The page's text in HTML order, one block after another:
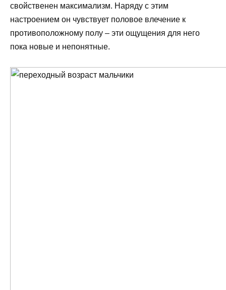
свойственен максимализм. Наряду с этим
настроением он чувствует половое влечение к
противоположному полу – эти ощущения для него
пока новые и непонятные.